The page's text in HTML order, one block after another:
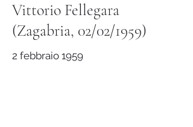
Vittorio Fellegara
(Zagabria, 02/02/1959)
2 febbraio 1959